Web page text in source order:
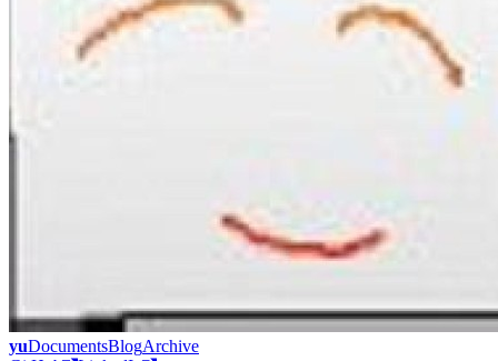
yuDocumentsBlogArchive